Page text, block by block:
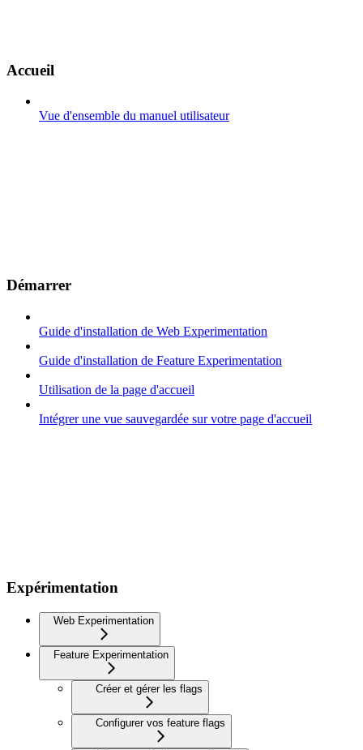
Accueil
Vue d'ensemble du manuel utilisateur
Démarrer
Guide d'installation de Web Experimentation
Guide d'installation de Feature Experimentation
Utilisation de la page d'accueil
Intégrer une vue sauvegardée sur votre page d'accueil
Expérimentation
Web Experimentation
Feature Experimentation
Créer et gérer les flags
Configurer vos feature flags